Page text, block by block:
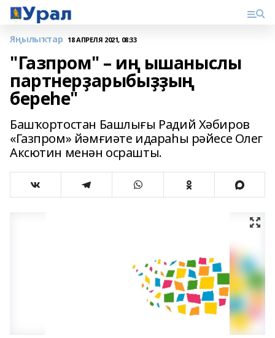
Яңылыҡтар 18 АПРЕЛЯ 2021, 08:33
"Газпром" – иң ышаныслы
партнерҙарыбыҙҙың
береһе"
Башҡортостан Башлығы Радий Хәбиров
«Газпром» йәмғиәте идараһы рәйесе Олег
Аксютин менән осрашты.